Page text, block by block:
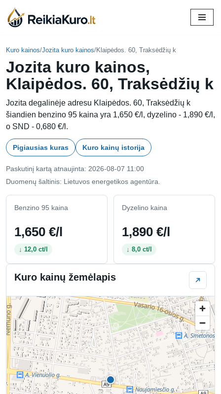
Skip
content
Kuro kainos/Jozita kuro kainos/Klaipėdos. 60, Traksėdžių k
Jozita kuro kainos,
Klaipėdos. 60, Traksėdžių k
Jozita degalinėje adresu Klaipėdos. 60, Traksėdžių k
šiandien benzino 95 kaina yra 1,650 €/l, dyzelino - 1,890 €/l,
o SND - 0,680 €/l.
Pigiausias kuras Kuro kainų istorija
Paskutinį kartą atnaujinta: 2026-08-07 11:00
Duomenų šaltinis: Lietuvos energetikos agentūra.
Benzino 95 kaina
1,650 €/l
↓ 12,0 ct/l
Dyzelino kaina
1,890 €/l
↓ 8,0 ct/l
Kuro kainų žemėlapis